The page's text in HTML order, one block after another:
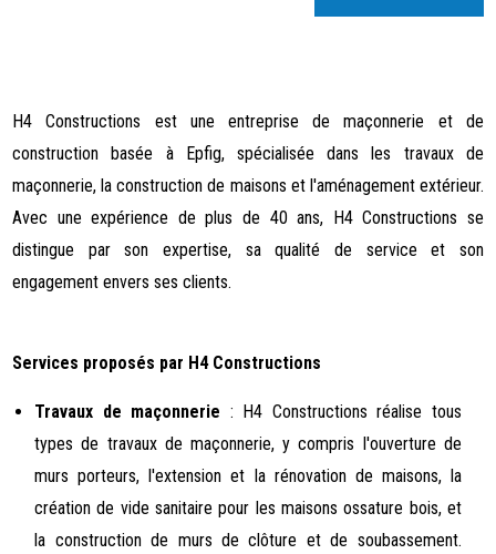
H4 Constructions est une entreprise de maçonnerie et de
construction basée à Epfig, spécialisée dans les travaux de
maçonnerie, la construction de maisons et l'aménagement extérieur.
Avec une expérience de plus de 40 ans, H4 Constructions se
distingue par son expertise, sa qualité de service et son
engagement envers ses clients.
Services proposés par H4 Constructions
Travaux de maçonnerie : H4 Constructions réalise tous
types de travaux de maçonnerie, y compris l'ouverture de
murs porteurs, l'extension et la rénovation de maisons, la
création de vide sanitaire pour les maisons ossature bois, et
la construction de murs de clôture et de soubassement.